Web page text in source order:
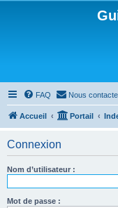
FAQ Nous
Accueil Portail
Connexion
Nom d’utilisateur :
Mot de passe :